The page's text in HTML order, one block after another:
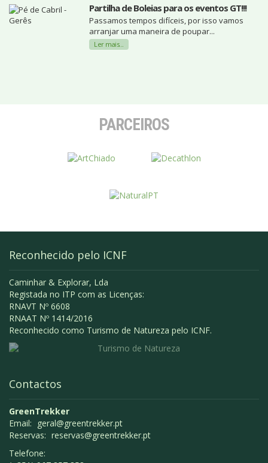
Partilha de Boleias para os eventos GT!!!
Passamos tempos difíceis, por isso vamos
arranjar uma maneira de poupar...
Ler mais...
PARCEIROS
Reconhecido pelo ICNF
Caminhar & Explorar, Lda
Registada no ITP com as Licenças:
RNAVT Nº 6608
RNAAT Nº 1414/2016
Reconhecido como Turismo de Natureza pelo ICNF.
Contactos
GreenTrekker
Email: tp.rekkertneerg@lareg
Reservas: tp.rekkertneerg@savreser
Telefone: